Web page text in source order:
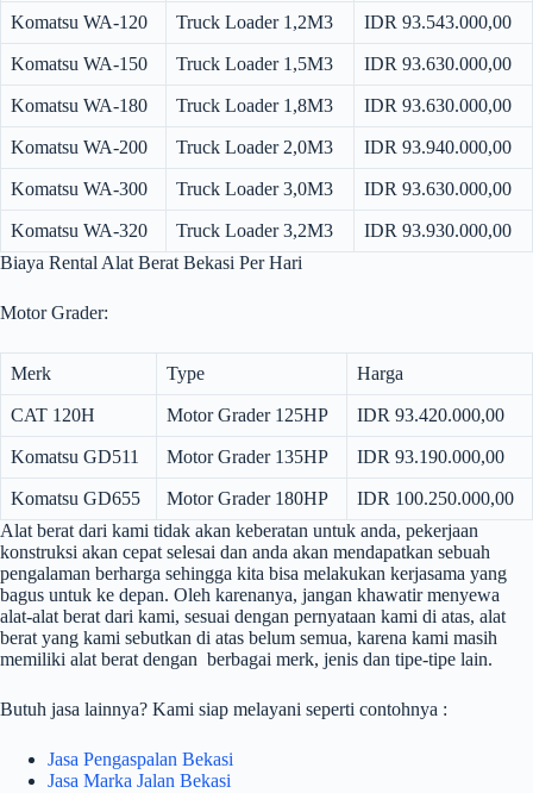
Komatsu WA-120 Truck Loader 1,2M3 IDR 93.543.000,00
Komatsu WA-150 Truck Loader 1,5M3 IDR 93.630.000,00
Komatsu WA-180 Truck Loader 1,8M3 IDR 93.630.000,00
Komatsu WA-200 Truck Loader 2,0M3 IDR 93.940.000,00
Komatsu WA-300 Truck Loader 3,0M3 IDR 93.630.000,00
Komatsu WA-320 Truck Loader 3,2M3
IDR 93.930.000,00
Biaya Rental Alat Berat Bekasi Per Hari
Motor Grader:
Merk Type Harga
CAT 120H Motor Grader 125HP IDR 93.420.000,00
Komatsu GD511 Motor Grader 135HP IDR 93.190.000,00
Komatsu GD655 Motor Grader 180HP
IDR 100.250.000,00
Alat berat dari kami tidak akan keberatan untuk anda, pekerjaan
konstruksi akan cepat selesai dan anda akan mendapatkan sebuah
pengalaman berharga sehingga kita bisa melakukan kerjasama yang
bagus untuk ke depan. Oleh karenanya, jangan khawatir menyewa
alat-alat berat dari kami, sesuai dengan pernyataan kami di atas, alat
berat yang kami sebutkan di atas belum semua, karena kami masih
memiliki alat berat dengan berbagai merk, jenis dan tipe-tipe lain.
Butuh jasa lainnya? Kami siap melayani seperti contohnya :
Jasa Pengaspalan Bekasi
Jasa Marka Jalan Bekasi